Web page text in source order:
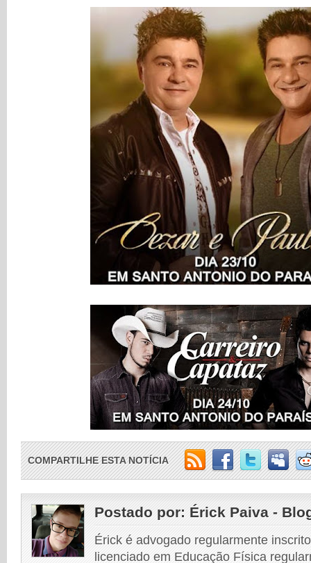
COMPARTILHE ESTA NOTÍCIA
Postado por: Érick Paiva -
Érick é advogado regularmente
licenciado em Educação Física